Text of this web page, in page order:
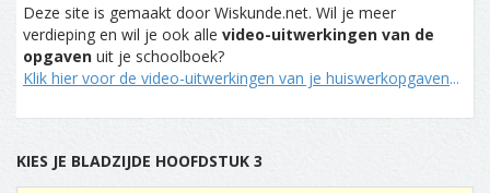
Deze site is gemaakt door Wiskunde.net. Wil je meer
verdieping en wil je ook alle video-uitwerkingen van de
opgaven uit je schoolboek?
Klik hier voor de video-uitwerkingen van je huiswerkopgaven...
KIES JE BLADZIJDE HOOFDSTUK 3